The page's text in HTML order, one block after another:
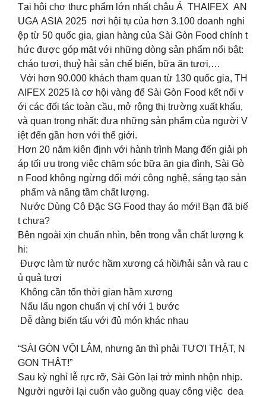
Tại hội chợ thực phẩm lớn nhất châu Á THAIFEX AN
UGA ASIA 2025 nơi hội tụ của hơn 3.100 doanh nghi
ệp từ 50 quốc gia, gian hàng của Sài Gòn Food chính t
hức được góp mặt với những dòng sản phẩm nổi bật:
cháo tươi, thuỷ hải sản chế biến, bữa ăn tươi,…
Với hơn 90.000 khách tham quan từ 130 quốc gia, TH
AIFEX 2025 là cơ hội vàng để Sài Gòn Food kết nối v
ới các đối tác toàn cầu, mở rộng thị trường xuất khẩu,
và quan trọng nhất: đưa những sản phẩm của người V
iệt đến gần hơn với thế giới.
Hơn 20 năm kiên định với hành trình Mang đến giải ph
áp tối ưu trong việc chăm sóc bữa ăn gia đình, Sài Gò
n Food không ngừng đổi mới công nghệ, sáng tạo sản
phẩm và nâng tầm chất lượng.
Nước Dùng Cô Đặc SG Food thay áo mới! Bạn đã biế
t chưa?
Bên ngoài xịn chuẩn nhìn, bên trong vẫn chất lượng k
hi:
Được làm từ nước hầm xương cá hồi/hải sản và rau c
ủ quả tươi
Không cần tốn thời gian hầm xương
Nấu lẩu ngon chuẩn vị chỉ với 1 bước
Dễ dàng biến tấu với đủ món khác nhau
“SÀI GÒN VỘI LẮM, nhưng ăn thì phải TƯƠI THẬT, N
GON THẬT!”
Sau kỳ nghỉ lễ rực rỡ, Sài Gòn lại trở mình nhộn nhịp.
Người người lại cuốn vào guồng quay công việc dea